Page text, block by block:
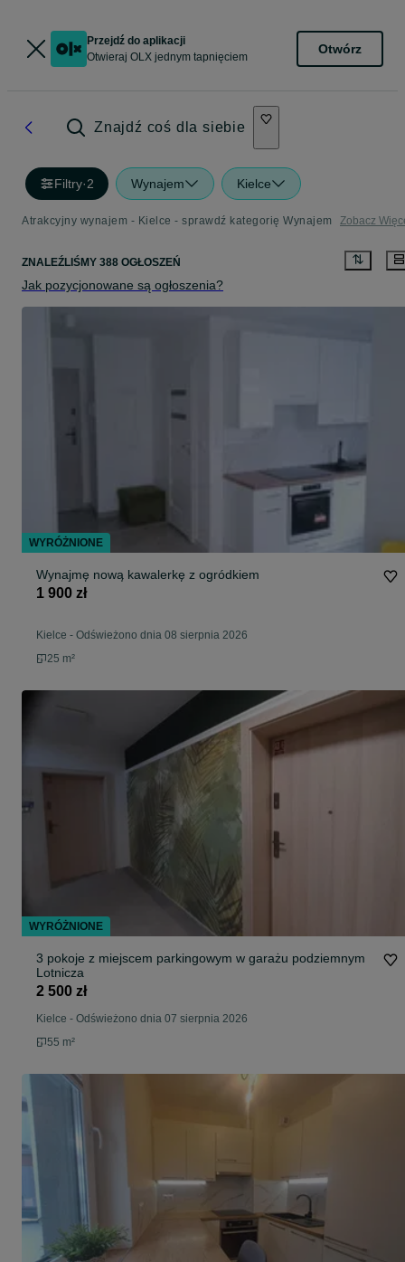
Przejdź do aplikacji
Otwieraj OLX jednym tapnięciem
Otwórz
Znajdź coś dla siebie
Filtry·2 Wynajem Kielce
Atrakcyjny wynajem - Kielce - sprawdź kategorię Wynajem Zobacz
ZNALEŹLIŚMY 388 OGŁOSZEŃ
Jak pozycjonowane są ogłoszenia?
Wynajmę nową kawalerkę z ogródkiem
1 900 zł
Kielce - Odświeżono dnia 08 sierpnia 2026
25 m²
3 pokoje z miejscem parkingowym w garażu podziemnym
Lotnicza
2 500 zł
Kielce - Odświeżono dnia 07 sierpnia 2026
55 m²
WYRÓŻNIONE
WYRÓŻNIONE